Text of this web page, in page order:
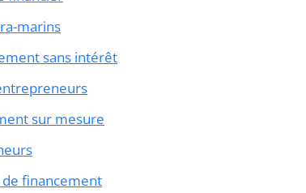
marins
sans intérêt
sur mesure
de financement